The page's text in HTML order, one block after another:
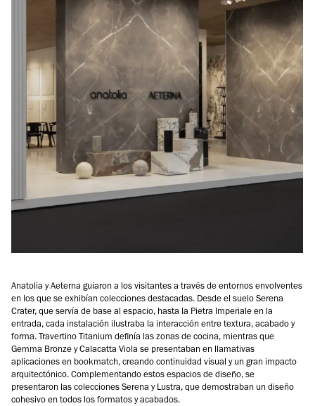
Anatolia y Aeterna guiaron a los visitantes a través de entornos envolventes
en los que se exhibían colecciones destacadas. Desde el suelo Serena
Crater, que servía de base al espacio, hasta la Pietra Imperiale en la
entrada, cada instalación ilustraba la interacción entre textura, acabado y
forma. Travertino Titanium definía las zonas de cocina, mientras que
Gemma Bronze y Calacatta Viola se presentaban en llamativas
aplicaciones en bookmatch, creando continuidad visual y un gran impacto
arquitectónico. Complementando estos espacios de diseño, se
presentaron las colecciones Serena y Lustra, que demostraban un diseño
cohesivo en todos los formatos y acabados.